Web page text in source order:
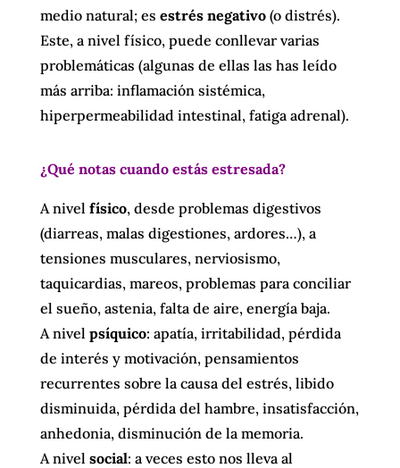
medio natural; es estrés negativo (o distrés).
Este, a nivel físico, puede conllevar varias
problemáticas (algunas de ellas las has leído
más arriba: inflamación sistémica,
hiperpermeabilidad intestinal, fatiga adrenal).
¿Qué notas cuando estás estresada?
A nivel físico, desde problemas digestivos
(diarreas, malas digestiones, ardores…), a
tensiones musculares, nerviosismo,
taquicardias, mareos, problemas para conciliar
el sueño, astenia, falta de aire, energía baja.
A nivel psíquico: apatía, irritabilidad, pérdida
de interés y motivación, pensamientos
recurrentes sobre la causa del estrés, libido
disminuida, pérdida del hambre, insatisfacción,
anhedonia, disminución de la memoria.
A nivel social: a veces esto nos lleva al